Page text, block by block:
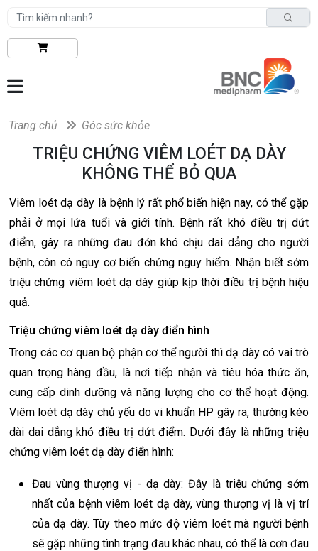
Trang chủ Góc sức khỏe
TRIỆU CHỨNG VIÊM LOÉT DẠ DÀY
KHÔNG THỂ BỎ QUA
Viêm loét dạ dày là bệnh lý rất phổ biến hiện nay, có thể gặp
phải ở mọi lứa tuổi và giới tính. Bệnh rất khó điều trị dứt
điểm, gây ra những đau đớn khó chịu dai dẳng cho người
bệnh, còn có nguy cơ biến chứng nguy hiểm. Nhận biết sớm
triệu chứng viêm loét dạ dày giúp kịp thời điều trị bệnh hiệu
quả.
Triệu chứng viêm loét dạ dày điển hình
Trong các cơ quan bộ phận cơ thể người thì dạ dày có vai trò
quan trọng hàng đầu, là nơi tiếp nhận và tiêu hóa thức ăn,
cung cấp dinh dưỡng và năng lượng cho cơ thể hoạt động.
Viêm loét dạ dày chủ yếu do vi khuẩn HP gây ra, thường kéo
dài dai dẳng khó điều trị dứt điểm. Dưới đây là những triệu
chứng viêm loét dạ dày điển hình:
Đau vùng thượng vị - dạ dày: Đây là triệu chứng sớm
nhất của bệnh viêm loét dạ dày, vùng thượng vị là vị trí
của dạ dày. Tùy theo mức độ viêm loét mà người bệnh
sẽ gặp những tình trạng đau khác nhau, có thể là cơn đau